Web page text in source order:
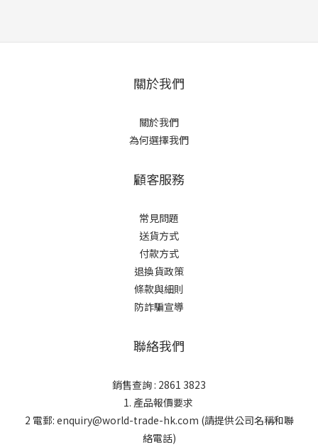
關於我們
關於我們
為何選擇我們
顧客服務
常見問題
送貨方式
付款方式
退換貨政策
條款與細則
防詐騙宣導
聯絡我們
銷售查詢 : 2861 3823
1. 產品報價要求
2 電郵: enquiry@world-trade-hk.com (請提供公司名稱和聯
絡電話)